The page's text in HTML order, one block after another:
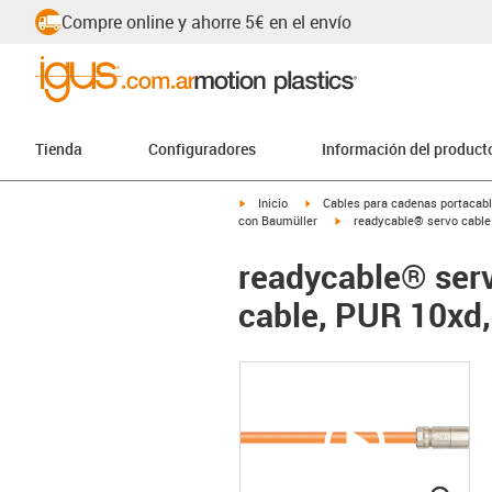
Compre online y ahorre 5€ en el envío
Tienda Configuradores Información del
igus-icon-arrow-right
Inicio igus-icon-arrow-right
Cables para cadenas
con Baumüller
igus-icon-arrow-right
readycable® servo cable
readycable®
cable, PUR